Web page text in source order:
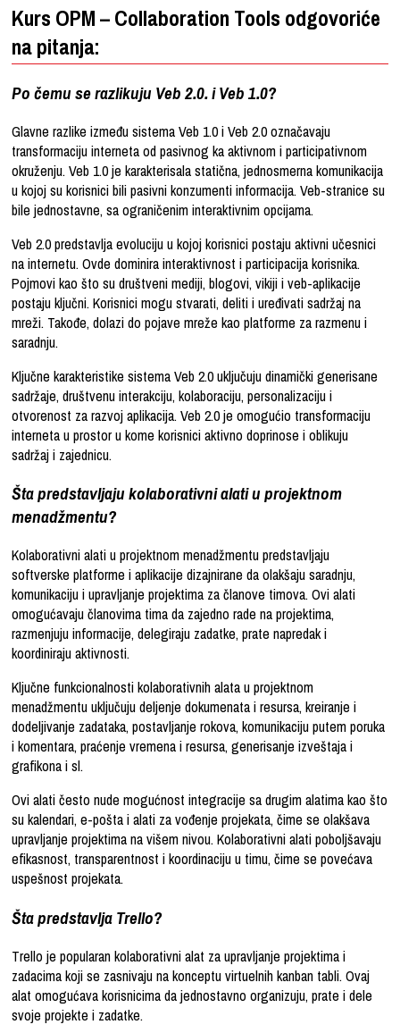
Kurs OPM – Collaboration Tools odgovoriće
na pitanja:
Po čemu se razlikuju Veb 2.0. i Veb 1.0?
Glavne razlike između sistema Veb 1.0 i Veb 2.0 označavaju
transformaciju interneta od pasivnog ka aktivnom i participativnom
okruženju. Veb 1.0 je karakterisala statična, jednosmerna komunikacija
u kojoj su korisnici bili pasivni konzumenti informacija. Veb-stranice su
bile jednostavne, sa ograničenim interaktivnim opcijama.
Veb 2.0 predstavlja evoluciju u kojoj korisnici postaju aktivni učesnici
na internetu. Ovde dominira interaktivnost i participacija korisnika.
Pojmovi kao što su društveni mediji, blogovi, vikiji i veb-aplikacije
postaju ključni. Korisnici mogu stvarati, deliti i uređivati sadržaj na
mreži. Takođe, dolazi do pojave mreže kao platforme za razmenu i
saradnju.
Ključne karakteristike sistema Veb 2.0 uključuju dinamički generisane
sadržaje, društvenu interakciju, kolaboraciju, personalizaciju i
otvorenost za razvoj aplikacija. Veb 2.0 je omogućio transformaciju
interneta u prostor u kome korisnici aktivno doprinose i oblikuju
sadržaj i zajednicu.
Šta predstavljaju kolaborativni alati u projektnom
menadžmentu?
Kolaborativni alati u projektnom menadžmentu predstavljaju
softverske platforme i aplikacije dizajnirane da olakšaju saradnju,
komunikaciju i upravljanje projektima za članove timova. Ovi alati
omogućavaju članovima tima da zajedno rade na projektima,
razmenjuju informacije, delegiraju zadatke, prate napredak i
koordiniraju aktivnosti.
Ključne funkcionalnosti kolaborativnih alata u projektnom
menadžmentu uključuju deljenje dokumenata i resursa, kreiranje i
dodeljivanje zadataka, postavljanje rokova, komunikaciju putem poruka
i komentara, praćenje vremena i resursa, generisanje izveštaja i
grafikona i sl.
Ovi alati često nude mogućnost integracije sa drugim alatima kao što
su kalendari, e-pošta i alati za vođenje projekata, čime se olakšava
upravljanje projektima na višem nivou. Kolaborativni alati poboljšavaju
efikasnost, transparentnost i koordinaciju u timu, čime se povećava
uspešnost projekata.
Šta predstavlja Trello?
Trello je popularan kolaborativni alat za upravljanje projektima i
zadacima koji se zasnivaju na konceptu virtuelnih kanban tabli. Ovaj
alat omogućava korisnicima da jednostavno organizuju, prate i dele
svoje projekte i zadatke.